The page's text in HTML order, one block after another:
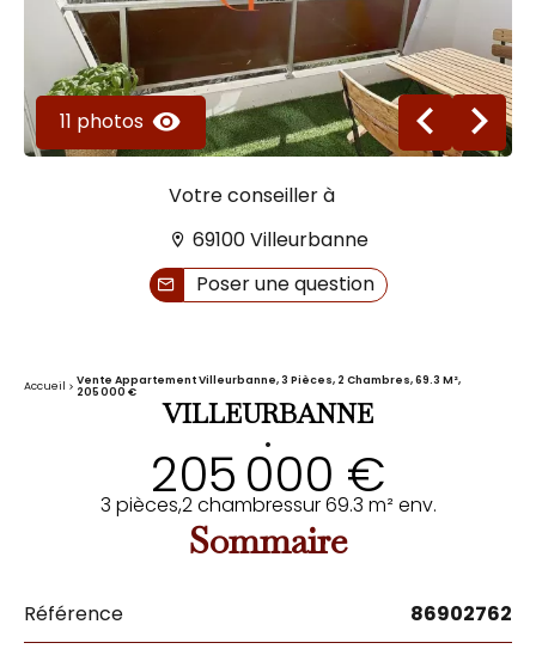
11 photos
Votre conseiller à
69100 Villeurbanne
Poser une question
Accueil
Vente Appartement Villeurbanne, 3 Pièces, 2 Chambres, 69.3 M²,
205 000 €
VILLEURBANNE
•
205 000 €
3 pièces,2 chambressur 69.3 m² env.
Sommaire
Référence 86902762